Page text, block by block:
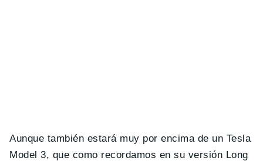
Aunque también estará muy por encima de un Tesla
Model 3, que como recordamos en su versión Long